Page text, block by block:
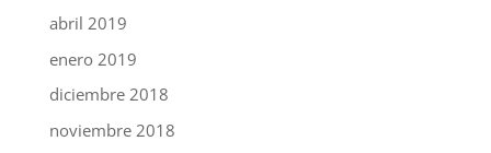
abril 2019
enero 2019
diciembre 2018
noviembre 2018